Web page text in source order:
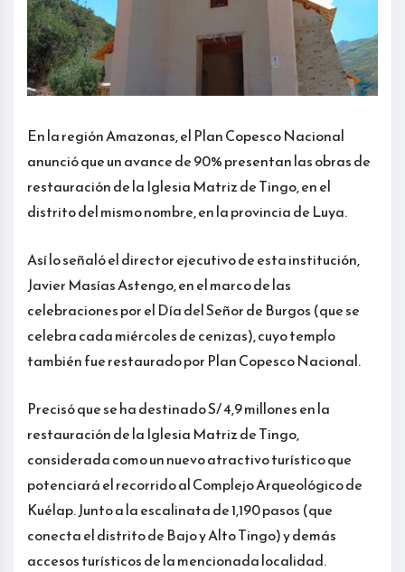
En la región Amazonas, el Plan Copesco Nacional
anunció que un avance de 90% presentan las obras de
restauración de la Iglesia Matriz de Tingo, en el
distrito del mismo nombre, en la provincia de Luya.
Así lo señaló el director ejecutivo de esta institución,
Javier Masías Astengo, en el marco de las
celebraciones por el Día del Señor de Burgos (que se
celebra cada miércoles de cenizas), cuyo templo
también fue restaurado por Plan Copesco Nacional.
Precisó que se ha destinado S/ 4,9 millones en la
restauración de la Iglesia Matriz de Tingo,
considerada como un nuevo atractivo turístico que
potenciará el recorrido al Complejo Arqueológico de
Kuélap. Junto a la escalinata de 1,190 pasos (que
conecta el distrito de Bajo y Alto Tingo) y demás
accesos turísticos de la mencionada localidad.